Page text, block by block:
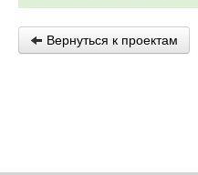
Вернуться к проектам